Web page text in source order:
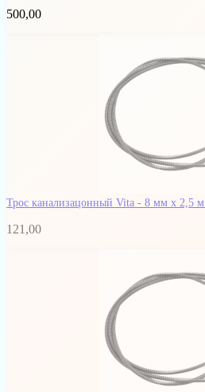
500,00
Трос канализацонный Vita - 8 мм x 2,5 м
121,00